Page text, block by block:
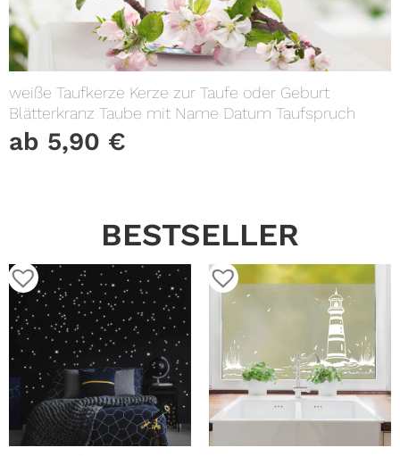
weiße Taufkerze Kerze zur Taufe oder Geburt
Blätterkranz Taube mit Name Datum Taufspruch
ab 5,90 €
BESTSELLER